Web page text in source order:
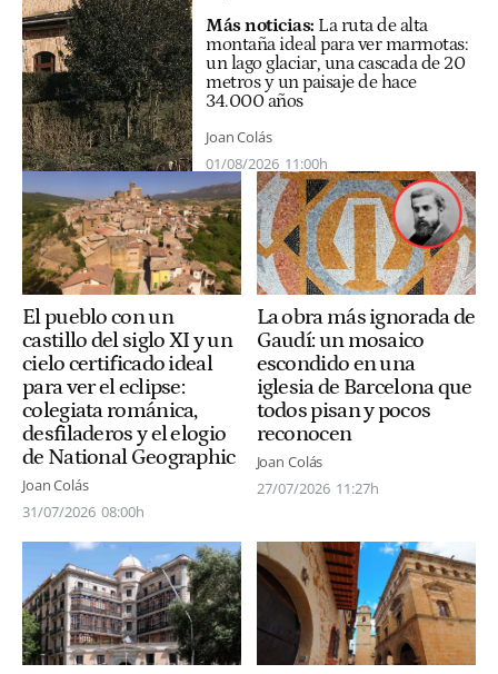
Más noticias: La ruta de alta
montaña ideal para ver marmotas:
un lago glaciar, una cascada de 20
metros y un paisaje de hace
34.000 años
Joan Colás
01/08/2026 11:00h
El pueblo con un
castillo del siglo XI y un
cielo certificado ideal
para ver el eclipse:
colegiata románica,
desfiladeros y el elogio
de National Geographic
Joan Colás
31/07/2026 08:00h
La obra más ignorada de
Gaudí: un mosaico
escondido en una
iglesia de Barcelona que
todos pisan y pocos
reconocen
Joan Colás
27/07/2026 11:27h